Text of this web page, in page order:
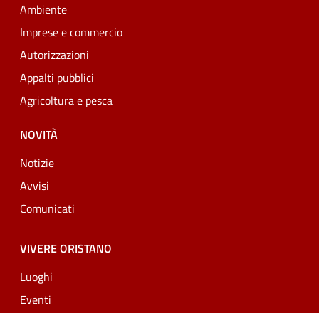
Ambiente
Imprese e commercio
Autorizzazioni
Appalti pubblici
Agricoltura e pesca
NOVITÀ
Notizie
Avvisi
Comunicati
VIVERE ORISTANO
Luoghi
Eventi